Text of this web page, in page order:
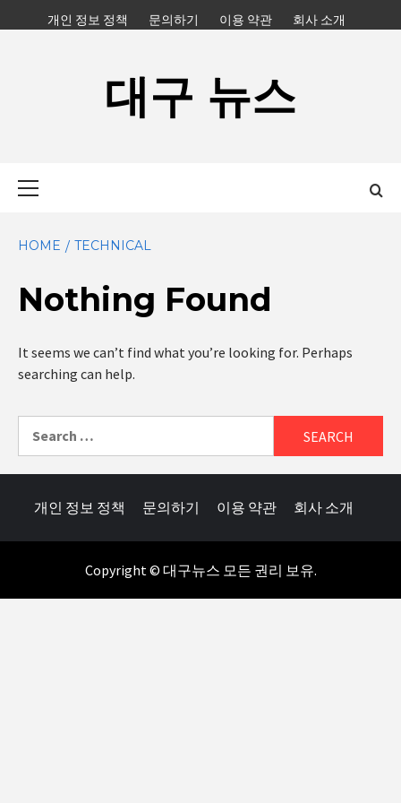
to
개인 정보 정책 문의하기 이용 약관 회사 소개
대구 뉴스
HOME TECHNICAL
Nothing Found
It seems we can’t find what you’re looking for. Perhaps
searching can help.
개인 정보 정책 문의하기 이용 약관 회사 소개
Copyright © 대구뉴스 모든 권리 보유.